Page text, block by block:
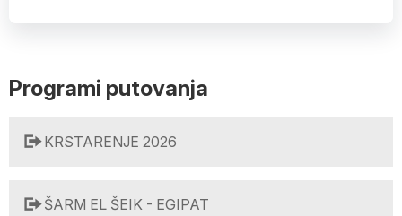
Programi putovanja
KRSTARENJE 2026
ŠARM EL ŠEIK - EGIPAT